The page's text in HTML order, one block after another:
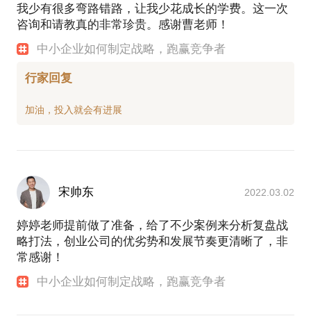
我少有很多弯路错路，让我少花成长的学费。这一次
咨询和请教真的非常珍贵。感谢曹老师！
中小企业如何制定战略，跑赢竞争者
行家回复
宋帅东 2022.03.02
婷婷老师提前做了准备，给了不少案例来分析复盘战
略打法，创业公司的优劣势和发展节奏更清晰了，非
常感谢！
中小企业如何制定战略，跑赢竞争者